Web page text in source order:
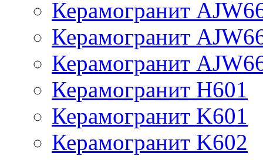
Керамогранит
Керамогранит
Керамогранит
Керамогранит H601
Керамогранит K601
Керамогранит K602